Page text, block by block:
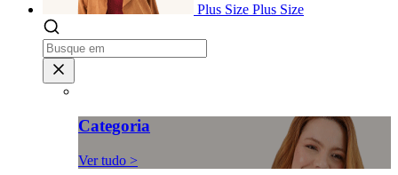
Plus Size Plus Size
Categoria
Ver tudo >